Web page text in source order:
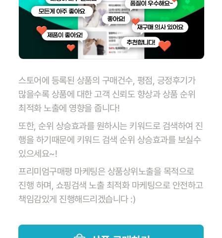
스토어에 등록된 상품의 구매건수, 평점, 긍정후기가
많을수록 상품에 대한 고객 신뢰도 향상과 상품 순위
최적화 노출에 영향을 줍니다!
또한, 순위 상승효과를 원하시는 키워드로 검색하여 진
행을 하기때문에 키워드 검색 순위 상승효과를 보실수
있으세요~!
프리미엄구매평 마케팅은 상품상위노출을 목적으로
진행 하며, 쇼핑검색 노출 최적화 마케팅으로 안전하고
책임감있게 진행해드리겠습니다 :)